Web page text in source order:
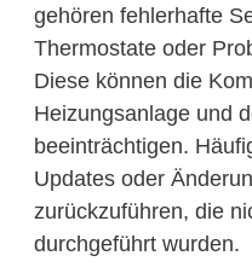
gehören fehlerhafte
Thermostate oder
Diese können die
Heizungsanlage und
beeinträchtigen.
Updates oder
zurückzuführen, die
durchgeführt wurden.